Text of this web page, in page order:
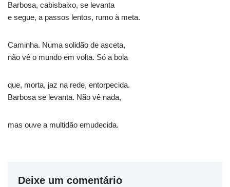
Barbosa, cabisbaixo, se levanta
e segue, a passos lentos, rumo à meta.
Caminha. Numa solidão de asceta,
não vê o mundo em volta. Só a bola
que, morta, jaz na rede, entorpecida.
Barbosa se levanta. Não vê nada,
mas ouve a multidão emudecida.
Deixe um comentário